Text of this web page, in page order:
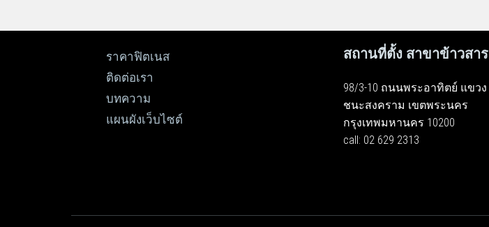
ราคาฟิตเนส
ติดต่อเรา
บทความ
แผนผังเว็บไซต์
สถานที่ตั้ง สาขาข้าวสาร
98/3-10 ถนนพระอาทิตย์ แขวง
ชนะสงคราม เขตพระนคร
กรุงเทพมหานคร 10200
call: 02 629 2313